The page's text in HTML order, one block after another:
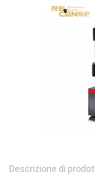
Descrizione di